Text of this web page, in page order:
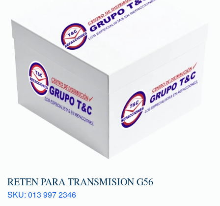
RETEN PARA TRANSMISION G56
SKU: 013 997 2346